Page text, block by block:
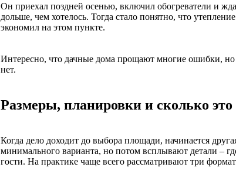
Он приехал поздней осенью, включил обогреватели и
дольше, чем хотелось. Тогда стало понятно, что
экономил на этом пункте.
Интересно, что дачные дома прощают многие ошибки,
нет.
Размеры, планировки и сколько это
Когда дело доходит до выбора площади, начинается
минимального варианта, но потом всплывают детали –
гости. На практике чаще всего рассматривают три